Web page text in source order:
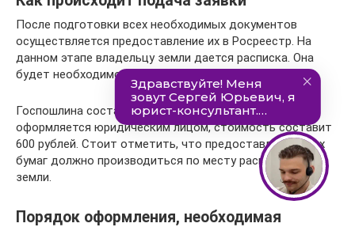
После подготовки всех необходимых документов
осуществляется предоставление их в Росреестр. На
данном этапе владельцу земли дается расписка. Она
будет необходимо при получении паспорта.
Госпошлина составляет 200 рублей. Если паспорт
оформляется юридическим лицом, стоимость составит
600 рублей. Стоит отметить, что предоставление всех
бумаг должно производиться по месту расположения
земли.
Порядок оформления, необходимая